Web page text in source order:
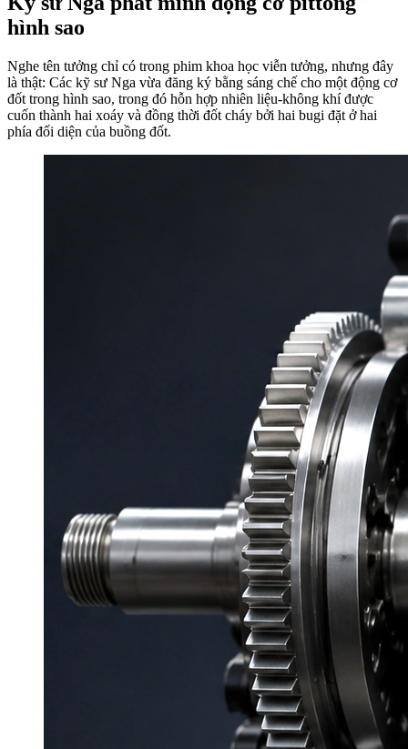
hình sao
Nghe tên tưởng chỉ có trong phim khoa học viễn tưởng, nhưng đây
là thật: Các kỹ sư Nga vừa đăng ký bằng sáng chế cho một động cơ
đốt trong hình sao, trong đó hỗn hợp nhiên liệu-không khí được
cuốn thành hai xoáy và đồng thời đốt cháy bởi hai bugi đặt ở hai
phía đối diện của buồng đốt.